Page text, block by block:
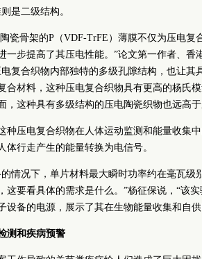
是二级结构。
瓷骨架的P（VDF-TrFE）薄膜不仅为压电
一步提高了其压电性能。”论文第一作者、
复合织物内部独特的多级孔隙结构，也让
合材料，这种压电复合织物具有更高的杨氏
，这种具有多级结构的压电陶瓷织物也远高
种压电复合织物在人体运动监测和能量收集
体行走产生的能量转换为电信号。
的情况下，单片材料最大瞬时功率约在毫瓦
这要看具体的需求是什么。”杨征保说，“该
设备的电源，展示了其在生物能量收集和自
测和疾病预警